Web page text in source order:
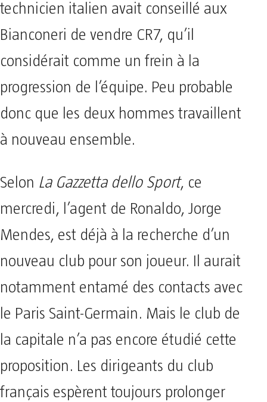
technicien italien avait conseillé aux
Bianconeri de vendre CR7, qu’il
considérait comme un frein à la
progression de l’équipe. Peu probable
donc que les deux hommes travaillent
à nouveau ensemble.
Selon La Gazzetta dello Sport, ce
mercredi, l’agent de Ronaldo, Jorge
Mendes, est déjà à la recherche d’un
nouveau club pour son joueur. Il aurait
notamment entamé des contacts avec
le Paris Saint-Germain. Mais le club de
la capitale n’a pas encore étudié cette
proposition. Les dirigeants du club
français espèrent toujours prolonger